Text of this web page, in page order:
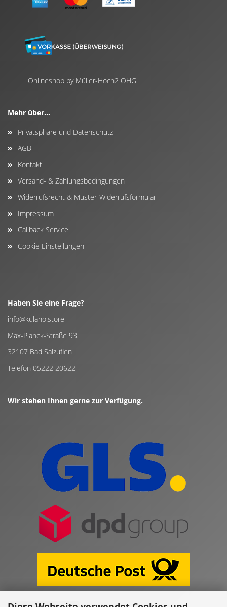
Onlineshop by Müller-Hoch2 OHG
Mehr über...
Privatsphäre und Datenschutz
AGB
Kontakt
Versand- & Zahlungsbedingungen
Widerrufsrecht & Muster-Widerrufsformular
Impressum
Callback Service
Cookie Einstellungen
Haben Sie eine Frage?
info@kulano.store
Max-Planck-Straße 93
32107 Bad Salzuflen
Telefon 05222 20622
Wir stehen Ihnen gerne zur Verfügung.